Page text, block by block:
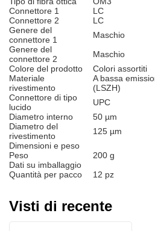
Connettore 1
LC
Connettore 2
LC
Genere del
connettore 1
Maschio
Genere del
connettore 2
Maschio
Colore del prodotto
Colori assortiti
Materiale
rivestimento
A bassa
(LSZH)
Connettore di tipo
lucido
UPC
Diametro interno
50 µm
Diametro del
rivestimento
125 µm
Dimensioni e peso
Peso
200 g
Dati su imballaggio
Quantità per pacco
12 pz
Visti di recente